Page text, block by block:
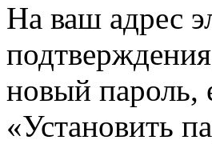
На ваш адрес
новый пароль,
«Установить